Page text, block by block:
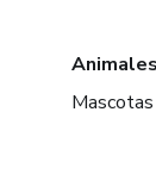
Mascotas